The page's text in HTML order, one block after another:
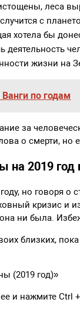
леса
с
хотела бы
деятельность
жизни на
по годам
за
о смерти,
на 2019
но говоря
кризис
она ни была.
близких,
(2019 год)»
и нажмите Ctrl